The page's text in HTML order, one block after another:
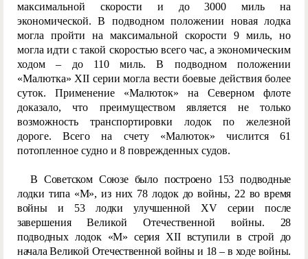
максимальной скорости и до 3000 миль на
экономической. В подводном положении новая лодка
могла пройти на максимальной скорости 9 миль, но
могла идти с такой скоростью всего час, а экономическим
ходом – до 110 миль. В подводном положении
«Малютка» XII серии могла вести боевые действия более
суток. Применение «Малюток» на Северном флоте
доказало, что преимуществом является не только
возможность транспортировки лодок по железной
дороге. Всего на счету «Малюток» числится 61
потопленное судно и 8 поврежденных судов.
В Советском Союзе было построено 153 подводные
лодки типа «М», из них 78 лодок до войны, 22 во время
войны и 53 лодки улучшенной XV серии после
завершения Великой Отечественной войны. 28
подводных лодок «М» серия XII вступили в строй до
начала Великой Отечественной войны и 18 – в ходе войны.